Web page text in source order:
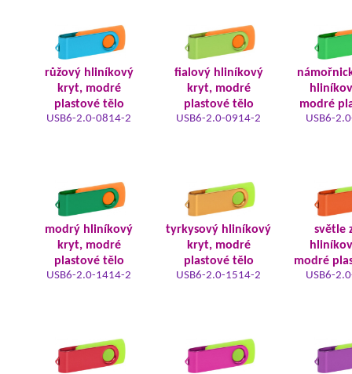
růžový hliníkový
kryt, modré
plastové tělo
USB6-2.0-0814-2
fialový hliníkový
kryt, modré
plastové tělo
USB6-2.0-0914-2
modré
USB6-
modrý hliníkový
kryt, modré
plastové tělo
USB6-2.0-1414-2
tyrkysový hliníkový
kryt, modré
plastové tělo
USB6-2.0-1514-2
světle
modré
USB6-